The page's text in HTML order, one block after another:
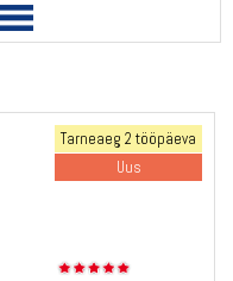
Tarneaeg 2 tööpäeva
Uus